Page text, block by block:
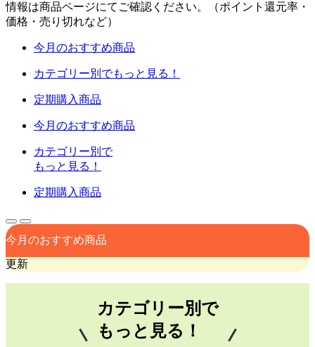
情報は商品ページにてご確認ください。（ポイント還元率・
価格・売り切れなど）
今月のおすすめ商品
カテゴリー別でもっと見る！
定期購入商品
今月のおすすめ商品
カテゴリー別で
もっと見る！
定期購入商品
今月のおすすめ商品
更新
カテゴリー別で
もっと見る！